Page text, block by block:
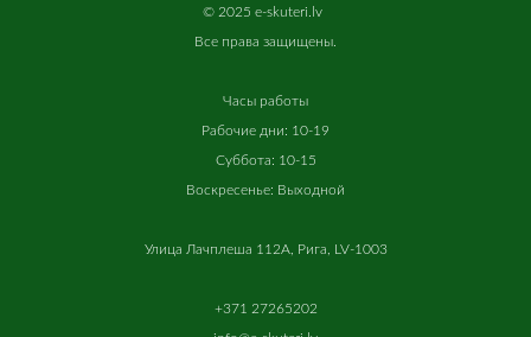
© 2025 e-skuteri.lv
Все права защищены
Часы работы
Рабочие дни: 10-19
Суббота: 10-15
Воскресенье: Выходной
Улица Лачплеша 112A, Рига, LV-1003
+371 27265202